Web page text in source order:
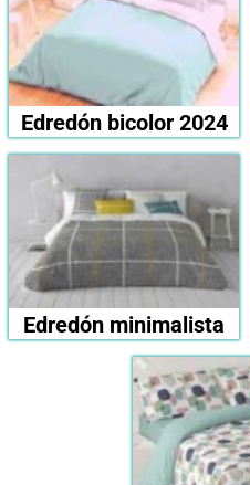
Edredón bicolor 2024
Edredón minimalista